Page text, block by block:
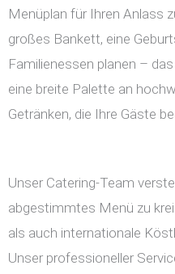
Menüplan für Ihren Anlass
großes Bankett, eine
Familienessen planen –
eine breite Palette an
Getränken, die Ihre Gäste
Unser Catering-Team
abgestimmtes Menü zu
als auch internationale
Unser professioneller